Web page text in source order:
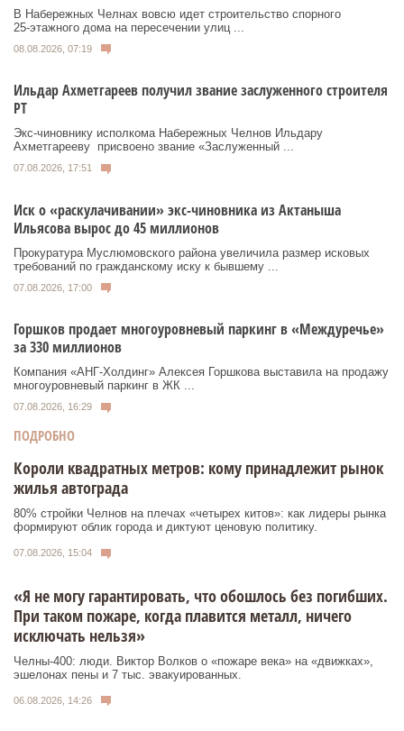
В Набережных Челнах вовсю идет строительство спорного
25‑этажного дома на пересечении улиц ...
08.08.2026, 07:19
Ильдар Ахметгареев получил звание заслуженного строителя
РТ
Экс‑чиновнику исполкома Набережных Челнов Ильдару
Ахметгарееву присвоено звание «Заслуженный ...
07.08.2026, 17:51
Иск о «раскулачивании» экс-чиновника из Актаныша
Ильясова вырос до 45 миллионов
Прокуратура Муслюмовского района увеличила размер исковых
требований по гражданскому иску к бывшему ...
07.08.2026, 17:00
Горшков продает многоуровневый паркинг в «Междуречье»
за 330 миллионов
Компания «АНГ-Холдинг» Алексея Горшкова выставила на продажу
многоуровневый паркинг в ЖК ...
07.08.2026, 16:29
ПОДРОБНО
Короли квадратных метров: кому принадлежит рынок
жилья автограда
80% стройки Челнов на плечах «четырех китов»: как лидеры рынка
формируют облик города и диктуют ценовую политику.
07.08.2026, 15:04
«Я не могу гарантировать, что обошлось без погибших.
При таком пожаре, когда плавится металл, ничего
исключать нельзя»
Челны-400: люди. Виктор Волков о «пожаре века» на «движках»,
эшелонах пены и 7 тыс. эвакуированных.
06.08.2026, 14:26